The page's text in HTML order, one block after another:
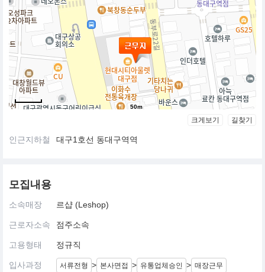
50m
크게보기 길찾기
인근지하철 대구1호선 동대구역역
모집내용
소속매장 르샵 (Leshop)
근로자소속 점주소속
고용형태 정규직
입사과정 서류전형 > 본사면접 > 유통업체승인 > 매장근무